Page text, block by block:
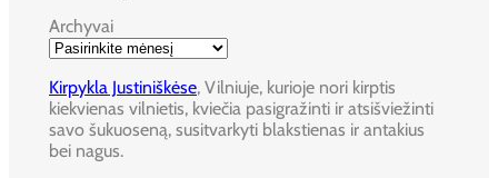
Archyvai
Kirpykla Justiniškėse, Vilniuje, kurioje nori kirptis
kiekvienas vilnietis, kviečia pasigražinti ir atsišviežinti
savo šukuoseną, susitvarkyti blakstienas ir antakius
bei nagus.